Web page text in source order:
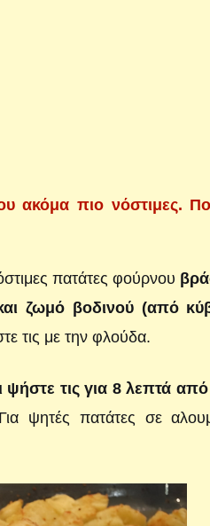
ακόμα πιο νόστιμες.
πατάτες φούρνου
ζωμό βοδινού (από
τις με την φλούδα.
ψήστε τις για 8 λεπτά
ψητές πατάτες σε